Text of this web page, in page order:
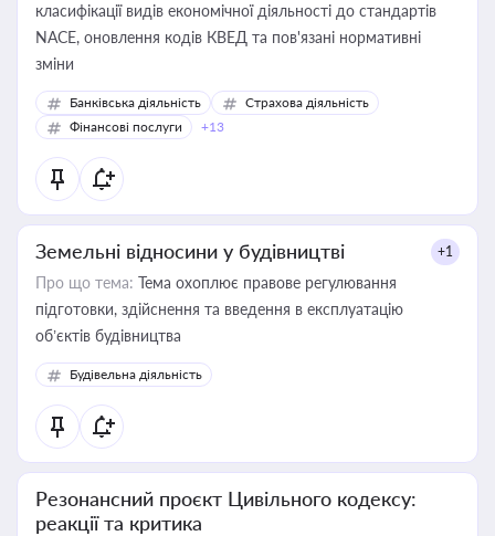
класифікації видів економічної діяльності до стандартів
NACE, оновлення кодів КВЕД та пов'язані нормативні
зміни
Банківська діяльність
Страхова діяльність
Фінансові послуги
+13
Земельні відносини у будівництві +1
Про що тема: Тема охоплює правове регулювання
підготовки, здійснення та введення в експлуатацію
об’єктів будівництва
Будівельна діяльність
Резонансний проєкт Цивільного кодексу:
реакції та критика